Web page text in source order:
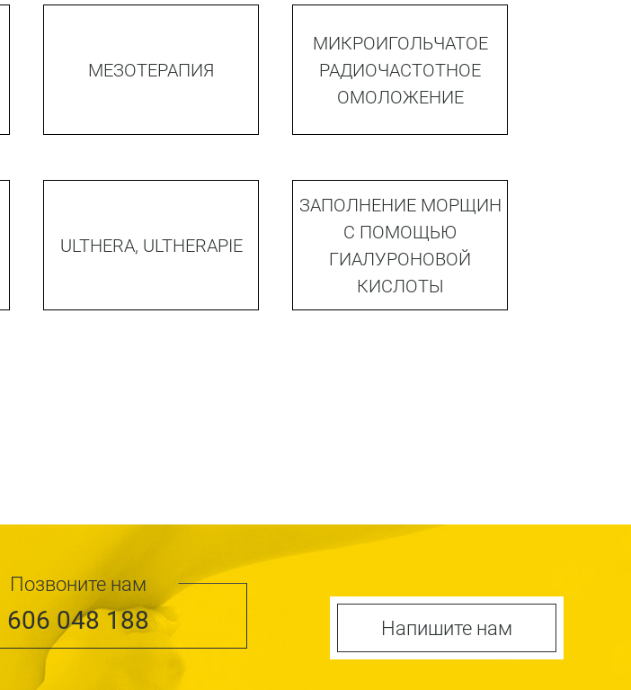
МЕЗОТЕРАПИЯ
МИКРОИГОЛЬЧАТОЕ
РАДИОЧАСТОТНОЕ
ОМОЛОЖЕНИЕ
ULTHERA, ULTHERAPIE
ЗАПОЛНЕНИЕ МОРЩИН
С ПОМОЩЬЮ
ГИАЛУРОНОВОЙ
КИСЛОТЫ
Позвоните нам
606 048 188 Напишите нам